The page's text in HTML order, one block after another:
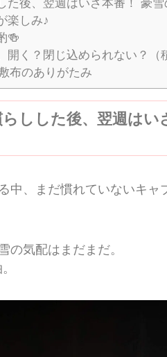
た後、翌週はいざ本番！ 豪
楽しみ♪
🍻
開く？閉じ込められない？（
布のありがたみ
しした後、翌週はい
中、まだ慣れていないキ
の気配はまだまだ。